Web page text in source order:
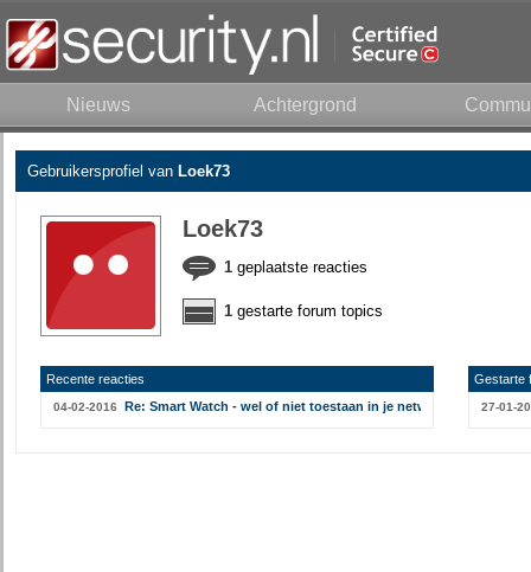
Nieuws Achtergrond
Gebruikersprofiel van Loek73
Loek73
1geplaatste reacties
1gestarte forum topics
Recente reacties
04-02-2016 Re: Smart Watch - wel of niet toestaan in je netwerk?
Gestarte
27-01-